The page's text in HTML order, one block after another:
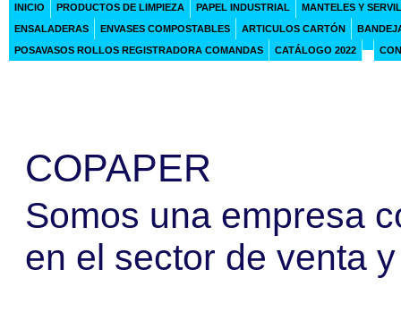
INICIO PRODUCTOS DE LIMPIEZA PAPEL INDUSTRIAL
MANTELES Y
ENSALADERAS
ENVASES COMPOSTABLES ARTICULOS CARTÓN
POSAVASOS ROLLOS REGISTRADORA COMANDAS
CATÁLOGO 2022
COPAPER
Somos una empresa
en el sector de venta y